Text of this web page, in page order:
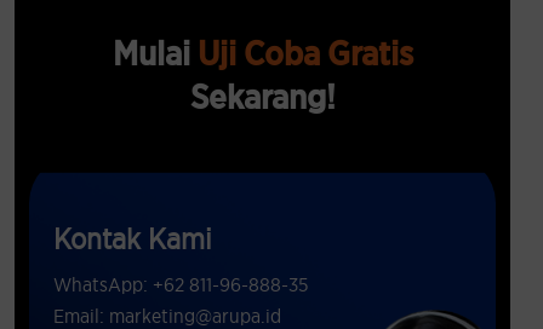
Mulai Uji Coba Gratis
Sekarang!
Kontak Kami
WhatsApp: +62 811-96-888-35
Email: marketing@arupa.id